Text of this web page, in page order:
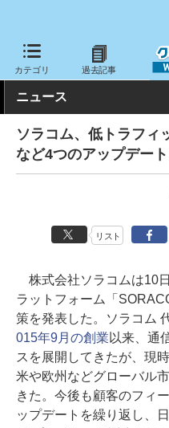
カテゴリ 過去記事
クラウド Watch ネットワーク
ニュース
ソラコム、低トラフィ
など4つのアップデー
リスト
株式会社ソラコムは10
ラットフォーム「
策を発表した。ソラコム
015年9月の創業 以来、通
スを展開してきたが、現
米や欧州などグローバル
きた。今後も顧客のフィ
ップデートを繰り返し、